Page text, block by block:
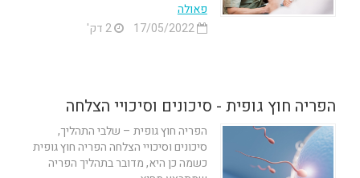
פאולה
17/05/2022
2 דק'
הפריה חוץ גופית - סיכונים וסיכויי הצלחה
הפריה חוץ גופית – שלבי התהליך,
סיכונים וסיכויי הצלחה הפריה חוץ גופית
כשמה כן היא, מדובר בתהליך הפריה